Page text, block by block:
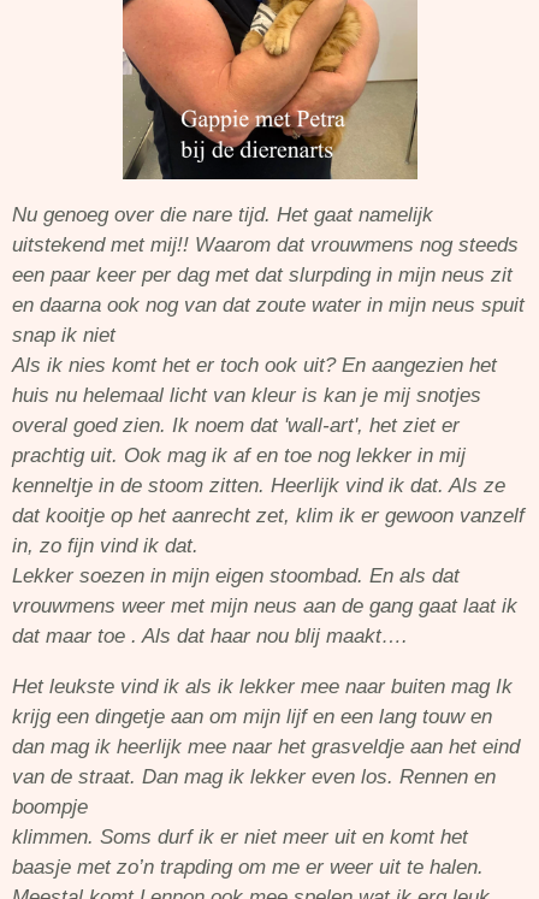
Nu genoeg over die nare tijd. Het gaat namelijk
uitstekend met mij!! Waarom dat vrouwmens nog steeds
een paar keer per dag met dat slurpding in mijn neus zit
en daarna ook nog van dat zoute water in mijn neus spuit
snap ik niet
Als ik nies komt het er toch ook uit? En aangezien het
huis nu helemaal licht van kleur is kan je mij snotjes
overal goed zien. Ik noem dat 'wall-art', het ziet er
prachtig uit. Ook mag ik af en toe nog lekker in mij
kenneltje in de stoom zitten. Heerlijk vind ik dat. Als ze
dat kooitje op het aanrecht zet, klim ik er gewoon vanzelf
in, zo fijn vind ik dat.
Lekker soezen in mijn eigen stoombad. En als dat
vrouwmens weer met mijn neus aan de gang gaat laat ik
dat maar toe . Als dat haar nou blij maakt….
Het leukste vind ik als ik lekker mee naar buiten mag Ik
krijg een dingetje aan om mijn lijf en een lang touw en
dan mag ik heerlijk mee naar het grasveldje aan het eind
van de straat. Dan mag ik lekker even los. Rennen en
boompje
klimmen. Soms durf ik er niet meer uit en komt het
baasje met zo’n trapding om me er weer uit te halen.